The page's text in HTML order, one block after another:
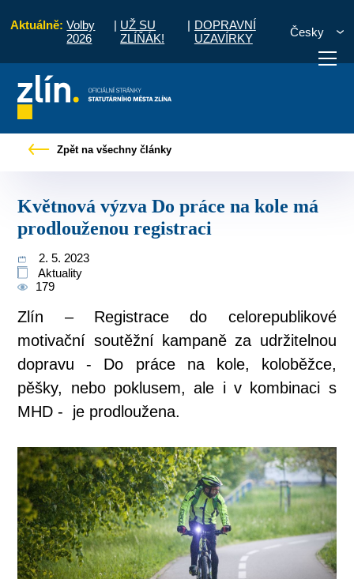
Aktuálně: Volby
2026
| UŽ SU
ZLÍŇÁK!
| DOPRAVNÍ
UZAVÍRKY
Česky
vyřídit Potřebuji zaplatit
Zpět na všechny články
Květnová výzva Do práce na kole má
prodlouženou registraci
2. 5. 2023
Aktuality
179
Zlín – Registrace do celorepublikové
motivační soutěžní kampaně za udržitelnou
dopravu - Do práce na kole, koloběžce,
pěšky, nebo poklusem, ale i v kombinaci s
MHD - je prodloužena.